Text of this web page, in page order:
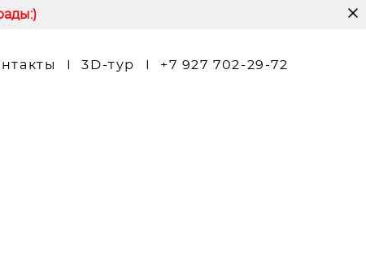
3D-тур +7 927 702-29-72